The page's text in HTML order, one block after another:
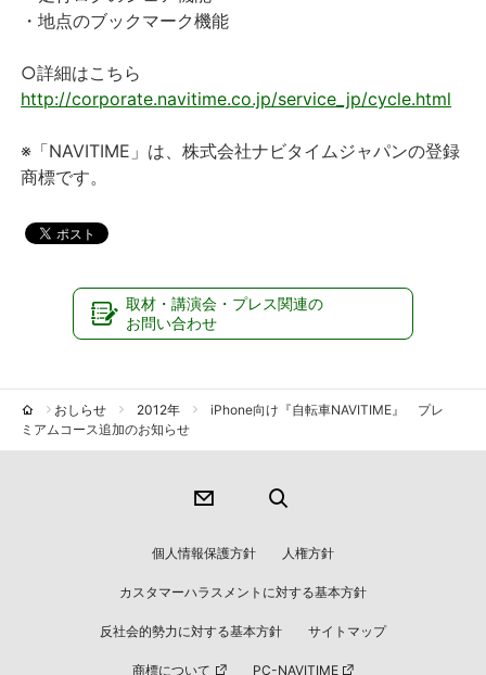
採用情報
English
・地点のブックマーク機能
○詳細はこちら
http://corporate.navitime.co.jp/service_jp/cycle.html
※「NAVITIME」は、株式会社ナビタイムジャパンの登録
商標です。
取材・講演会・プレス関連の
お問い合わせ
おしらせ 2012年
iPhone向け『自転車NAVITIME』 プレ
ミアムコース追加のお知らせ
個人情報保護方針 人権方針
カスタマーハラスメントに対する基本方針
反社会的勢力に対する基本方針 サイトマップ
商標について PC-NAVITIME